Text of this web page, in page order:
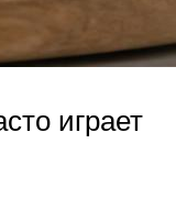
играет